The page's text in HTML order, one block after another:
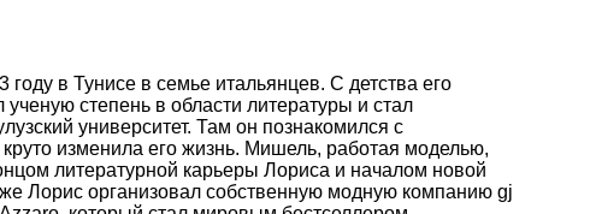
в Тунисе в семье итальянцев. С детства его
степень в области литературы и стал
университет. Там он познакомился с
изменила его жизнь. Мишель, работая моделью,
литературной карьеры Лориса и началом новой
Лорис организовал собственную модную компанию gj